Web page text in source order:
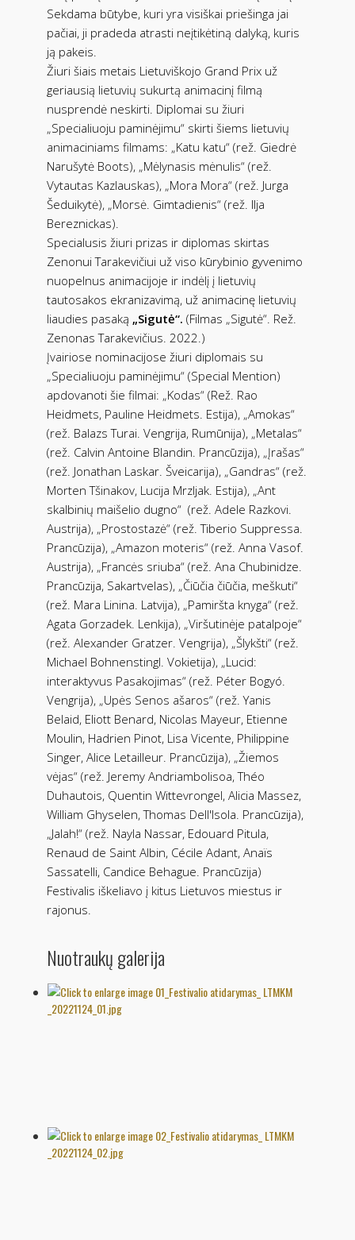
Sekdama būtybe, kuri yra visiškai priešinga jai
pačiai, ji pradeda atrasti neįtikėtiną dalyką, kuris
ją pakeis.
Žiuri šiais metais Lietuviškojo Grand Prix už
geriausią lietuvių sukurtą animacinį filmą
nusprendė neskirti. Diplomai su žiuri
„Specialiuoju paminėjimu“ skirti šiems lietuvių
animaciniams filmams: „Katu katu“ (rež. Giedrė
Narušytė Boots), „Mėlynasis mėnulis“ (rež.
Vytautas Kazlauskas), „Mora Mora“ (rež. Jurga
Šeduikytė), „Morsė. Gimtadienis“ (rež. Ilja
Bereznickas).
Specialusis žiuri prizas ir diplomas skirtas
Zenonui Tarakevičiui už viso kūrybinio gyvenimo
nuopelnus animacijoje ir indėlį į lietuvių
tautosakos ekranizavimą, už animacinę lietuvių
liaudies pasaką „Sigutė“. (Filmas „Sigutė“. Rež.
Zenonas Tarakevičius. 2022.)
Įvairiose nominacijose žiuri diplomais su
„Specialiuoju paminėjimu“ (Special Mention)
apdovanoti šie filmai: „Kodas“ (Rež. Rao
Heidmets, Pauline Heidmets. Estija), „Amokas“
(rež. Balazs Turai. Vengrija, Rumūnija), „Metalas“
(rež. Calvin Antoine Blandin. Prancūzija), „Įrašas“
(rež. Jonathan Laskar. Šveicarija), „Gandras“ (rež.
Morten Tšinakov, Lucija Mrzljak. Estija), „Ant
skalbinių maišelio dugno“ (rež. Adele Razkovi.
Austrija), „Prostostazė“ (rež. Tiberio Suppressa.
Prancūzija), „Amazon moteris“ (rež. Anna Vasof.
Austrija), „Francės sriuba“ (rež. Ana Chubinidze.
Prancūzija, Sakartvelas), „Čiūčia čiūčia, meškuti“
(rež. Mara Linina. Latvija), „Pamiršta knyga“ (rež.
Agata Gorzadek. Lenkija), „Viršutinėje patalpoje“
(rež. Alexander Gratzer. Vengrija), „Šlykšti“ (rež.
Michael Bohnenstingl. Vokietija), „Lucid:
interaktyvus Pasakojimas“ (rež. Péter Bogyó.
Vengrija), „Upės Senos ašaros“ (rež. Yanis
Belaid, Eliott Benard, Nicolas Mayeur, Etienne
Moulin, Hadrien Pinot, Lisa Vicente, Philippine
Singer, Alice Letailleur. Prancūzija), „Žiemos
vėjas“ (rež. Jeremy Andriambolisoa, Théo
Duhautois, Quentin Wittevrongel, Alicia Massez,
William Ghyselen, Thomas Dell'Isola. Prancūzija),
„Jalah!“ (rež. Nayla Nassar, Edouard Pitula,
Renaud de Saint Albin, Cécile Adant, Anaïs
Sassatelli, Candice Behague. Prancūzija)
Festivalis iškeliavo į kitus Lietuvos miestus ir
rajonus.
Nuotraukų galerija